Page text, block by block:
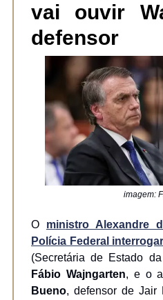
vai ouvir
defensor
imagem:
O ministro Alexandre
Polícia Federal
(Secretária de Estado
Fábio Wajngarten, e o
Bueno, defensor de Jair